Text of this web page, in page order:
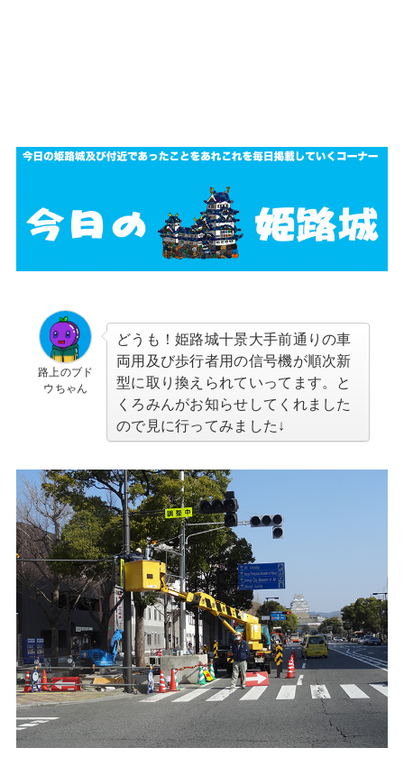
路上のブド
ウちゃん
どうも！姫路城十景大手前通りの車
両用及び歩行者用の信号機が順次新
型に取り換えられていってます。と
くろみんがお知らせしてくれました
ので見に行ってみました↓